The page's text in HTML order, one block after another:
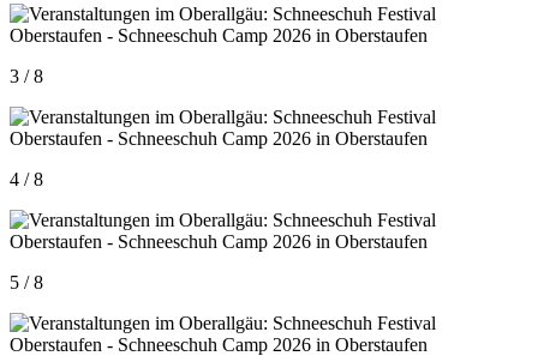
3 / 8
4 / 8
5 / 8